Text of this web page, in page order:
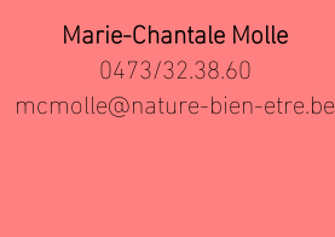
Marie-Chantale Molle
0473/32.38.60
mcmolle@nature-bien-etre.be